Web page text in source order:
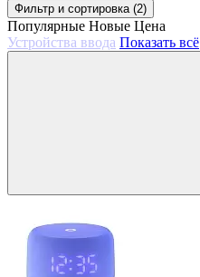
Фильтр и сортировка (2)
Популярные Новые Цена
Устройства ввода Показать всё